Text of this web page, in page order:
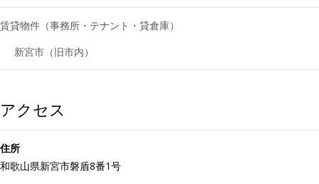
賃貸物件（事務所・テナント・貸倉庫）
新宮市（旧市内）
アクセス
住所
和歌山県新宮市磐盾8番1号